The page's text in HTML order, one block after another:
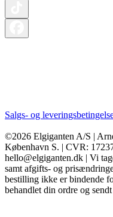
Salgs- og
©2026 Elgiganten A/S |
København S. | CVR:
hello@elgiganten.dk | Vi
samt afgifts- og
bestilling ikke er bindende
behandlet din ordre og